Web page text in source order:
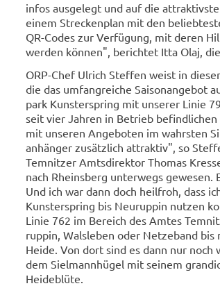
infos aus­ge­legt und auf die
einem Stre­cken­plan mit den
QR-​Codes zur Ver­fü­gung, mit deren
wer­den kön­nen", be­rich­tet Itta Olaj,
ORP-​Chef Ul­rich Stef­fen weist in
die das um­fang­rei­che Sai­son­an­ge­bot
park Kunst­er­spring mit un­se­rer Linie
seit vier Jah­ren in Be­trieb
mit un­se­ren An­ge­bo­ten im wahrs­ten
an­hän­ger zu­sätz­lich at­trak­tiv", so
Tem­nit­zer Amts­di­rek­tor Tho­mas
nach Rheins­berg un­ter­wegs ge­we­sen.
Und ich war dann doch heil­froh, dass
Kunst­er­spring bis Neu­rup­pin nut­zen
Linie 762 im Be­reich des Amtes
rup­pin, Wals­le­ben oder Net­ze­band
Heide. Von dort sind es dann nur
dem Siel­mann­hü­gel mit sei­nem
Hei­de­blü­te.